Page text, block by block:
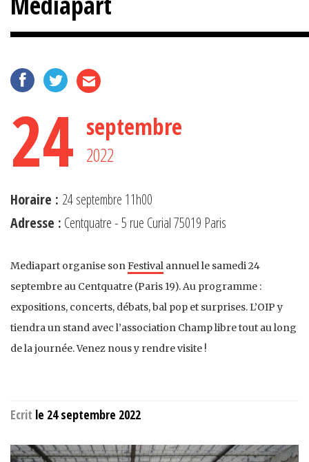
24 septembre
2022
Horaire : 24 septembre 11h00
Adresse : Centquatre - 5 rue Curial 75019 Paris
Mediapart organise son Festival annuel le samedi 24
septembre au Centquatre (Paris 19). Au programme :
expositions, concerts, débats, bal pop et surprises. L’OIP y
tiendra un stand avec l’association Champ libre tout au long
de la journée. Venez nous y rendre visite !
Ecrit le 24 septembre 2022